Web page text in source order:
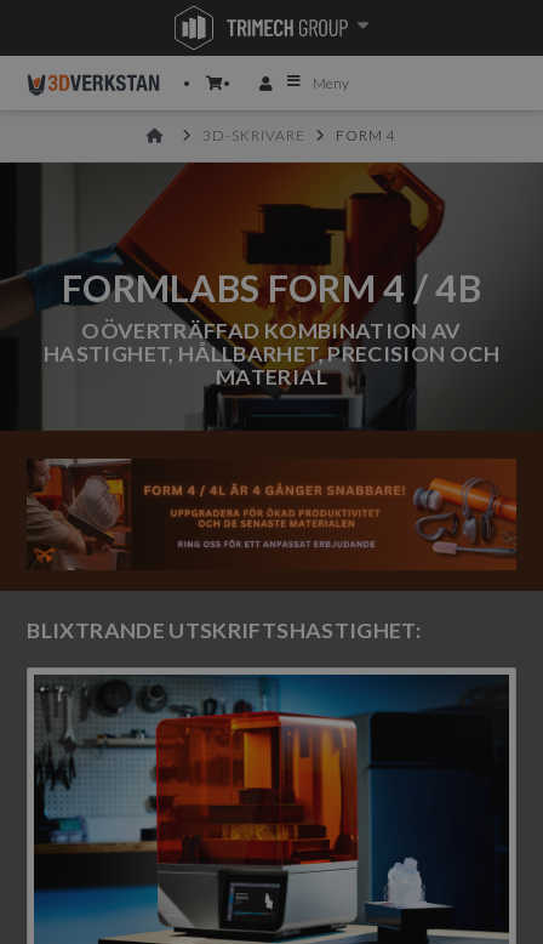
Meny
HOME3D-SKRIVARE FORM 4
FORMLABS FORM 4 / 4B
OÖVERTRÄFFAD KOMBINATION AV
HASTIGHET, HÅLLBARHET, PRECISION OCH
MATERIAL
BLIXTRANDE UTSKRIFTSHASTIGHET: